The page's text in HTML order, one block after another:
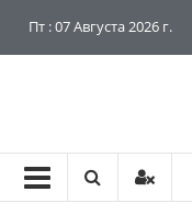
Пт : 07 Августа 2026 г.